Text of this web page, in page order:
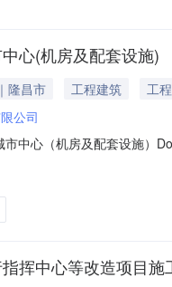
心(机房及配套设施)
隆昌市 工程建筑
工程
公司
中心（机房及配套设施）
（如有）联系人及联系方式
挥中心等改造项目施